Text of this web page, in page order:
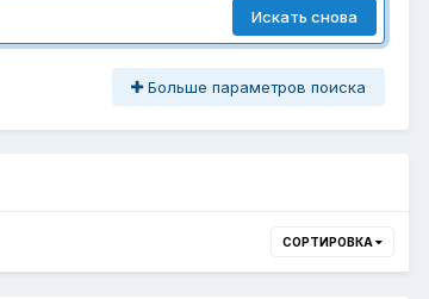
Искать снова
Больше параметров поиска
СОРТИРОВКА